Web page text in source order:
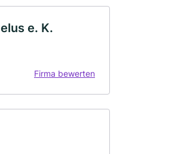
e. K.
Firma bewerten